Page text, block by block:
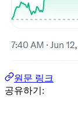
원문 링크
공유하기: